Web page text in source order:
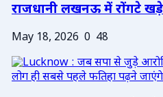
राजधानी लखनऊ में रोंगटे
May 18, 2026 0 48